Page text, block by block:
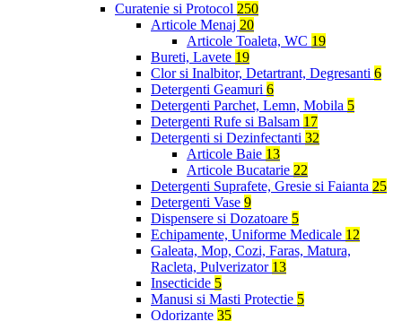
Curatenie si Protocol 250
Articole Menaj 20
Articole Toaleta, WC 19
Bureti, Lavete 19
Clor si Inalbitor, Detartrant, Degresanti 6
Detergenti Geamuri 6
Detergenti Parchet, Lemn, Mobila 5
Detergenti Rufe si Balsam 17
Detergenti si Dezinfectanti 32
Articole Baie 13
Articole Bucatarie 22
Detergenti Suprafete, Gresie si Faianta 25
Detergenti Vase 9
Dispensere si Dozatoare 5
Echipamente, Uniforme Medicale 12
Galeata, Mop, Cozi, Faras, Matura,
Racleta, Pulverizator 13
Insecticide 5
Manusi si Masti Protectie 5
Odorizante 35